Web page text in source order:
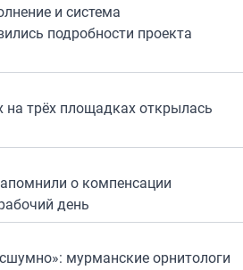
и система
подробности проекта
на трёх площадках открылась
о компенсации
день
мурманские орнитологи